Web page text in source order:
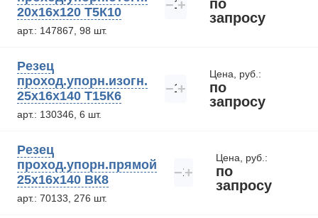
20х16х120 Т5К10
арт.: 147867, 98 шт.
− +
по
запросу
Резец
проход.упорн.изогн.
25х16х140 Т15К6
арт.: 130346, 6 шт.
− +
Цена, руб.:
по
запросу
Резец
проход.упорн.прямой
25х16х140 ВК8
арт.: 70133, 276 шт.
− +
Цена, руб.:
по
запросу